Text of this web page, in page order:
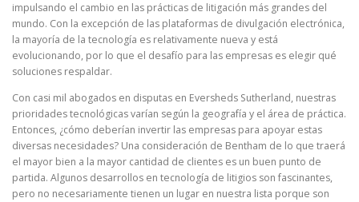
impulsando el cambio en las prácticas de litigación más grandes del
mundo. Con la excepción de las plataformas de divulgación electrónica,
la mayoría de la tecnología es relativamente nueva y está
evolucionando, por lo que el desafío para las empresas es elegir qué
soluciones respaldar.
Con casi mil abogados en disputas en Eversheds Sutherland, nuestras
prioridades tecnológicas varían según la geografía y el área de práctica.
Entonces, ¿cómo deberían invertir las empresas para apoyar estas
diversas necesidades? Una consideración de Bentham de lo que traerá
el mayor bien a la mayor cantidad de clientes es un buen punto de
partida. Algunos desarrollos en tecnología de litigios son fascinantes,
pero no necesariamente tienen un lugar en nuestra lista porque son